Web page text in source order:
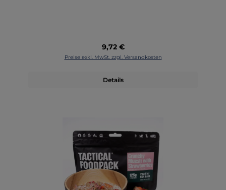
Regulärer Preis:
9,72 €
Preise exkl. MwSt. zzgl. Versandkosten
Details